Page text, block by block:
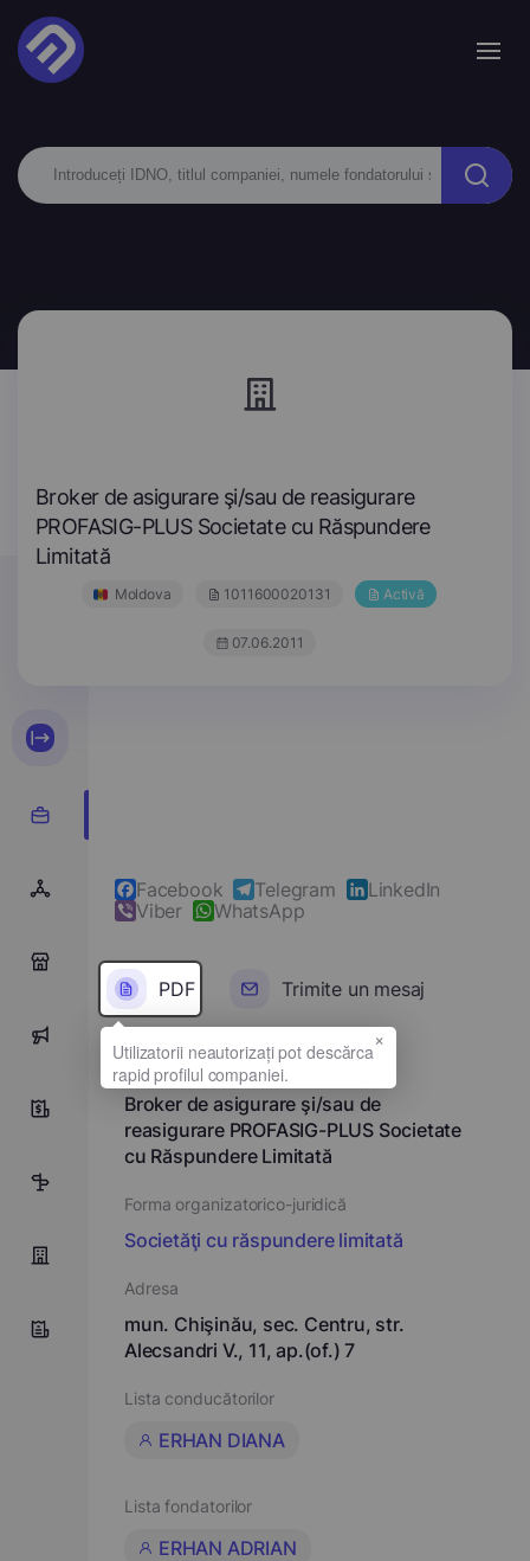
Broker de asigurare şi/sau de reasigurare
PROFASIG-PLUS Societate cu Răspundere
Limitată
Moldova 1011600020131 Activă
07.06.2011
8
Facebook Telegram
LinkedIn
Viber
WhatsApp
PDF Trimite un mesaj
Denumirea completă
Broker de asigurare şi/sau de
reasigurare PROFASIG-PLUS Societate
cu Răspundere Limitată
Forma organizatorico-juridică
Societăţi cu răspundere limitată
Adresa
mun. Chişinău, sec. Centru, str.
Alecsandri V., 11, ap.(of.) 7
Lista conducătorilor
ERHAN DIANA
Lista fondatorilor
ERHAN ADRIAN
×